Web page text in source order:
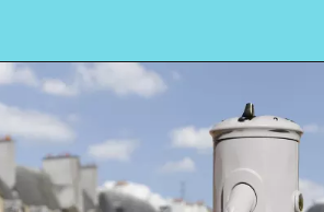
INGÉNIERIE &
HAZARDOUS
INDUSTRIES
NUCLEAR